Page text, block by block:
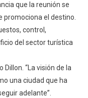
que la reunión se
promociona el destino.
control,
del sector turística
Dillon. “La visión de la
una ciudad que ha
adelante”.